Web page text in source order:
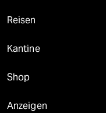
Reisen
Kantine
Shop
Anzeigen